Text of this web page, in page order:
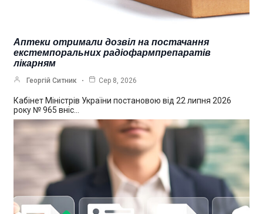
Аптеки отримали дозвіл на постачання
екстемпоральних радіофармпрепаратів
лікарням
Георгій Ситник Сер 8, 2026
Кабінет Міністрів України постановою від 22 липня 2026
року № 965 вніс…